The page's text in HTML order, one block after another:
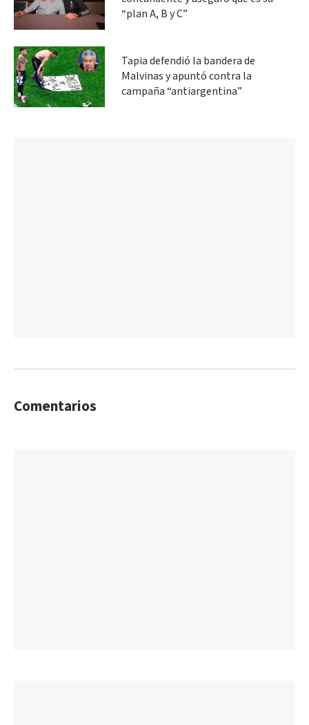
“plan A, B y C”
Tapia defendió la bandera de
Malvinas y apuntó contra la
campaña “antiargentina”
Comentarios